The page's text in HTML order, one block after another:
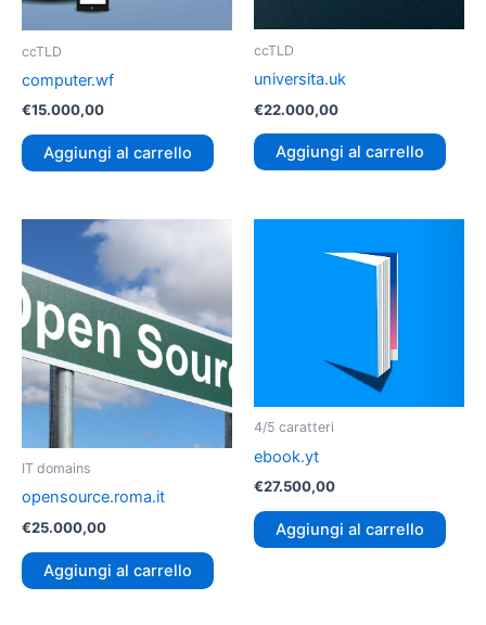
ccTLD
computer.wf
€15.000,00
Aggiungi al carrello
ccTLD
universita.uk
€22.000,00
Aggiungi al carrello
IT domains
opensource.roma.it
€25.000,00
Aggiungi al carrello
4/5 caratteri
ebook.yt
€27.500,00
Aggiungi al carrello